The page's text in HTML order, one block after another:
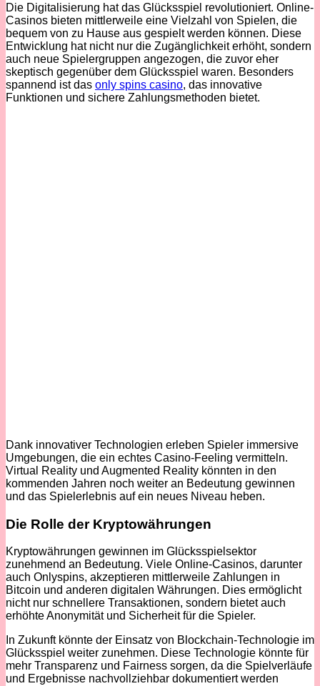
Die Digitalisierung hat das Glücksspiel revolutioniert. Online-
Casinos bieten mittlerweile eine Vielzahl von Spielen, die
bequem von zu Hause aus gespielt werden können. Diese
Entwicklung hat nicht nur die Zugänglichkeit erhöht, sondern
auch neue Spielergruppen angezogen, die zuvor eher
skeptisch gegenüber dem Glücksspiel waren. Besonders
spannend ist das only spins casino, das innovative
Funktionen und sichere Zahlungsmethoden bietet.
Dank innovativer Technologien erleben Spieler immersive
Umgebungen, die ein echtes Casino-Feeling vermitteln.
Virtual Reality und Augmented Reality könnten in den
kommenden Jahren noch weiter an Bedeutung gewinnen
und das Spielerlebnis auf ein neues Niveau heben.
Die Rolle der Kryptowährungen
Kryptowährungen gewinnen im Glücksspielsektor
zunehmend an Bedeutung. Viele Online-Casinos, darunter
auch Onlyspins, akzeptieren mittlerweile Zahlungen in
Bitcoin und anderen digitalen Währungen. Dies ermöglicht
nicht nur schnellere Transaktionen, sondern bietet auch
erhöhte Anonymität und Sicherheit für die Spieler.
In Zukunft könnte der Einsatz von Blockchain-Technologie im
Glücksspiel weiter zunehmen. Diese Technologie könnte für
mehr Transparenz und Fairness sorgen, da die Spielverläufe
und Ergebnisse nachvollziehbar dokumentiert werden